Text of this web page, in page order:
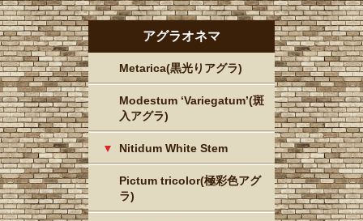
アグラオネマ
Metarica(黒光りアグラ)
Modestum ‘Variegatum’(斑
入アグラ)
Nitidum White Stem
Pictum tricolor(極彩色アグ
ラ)